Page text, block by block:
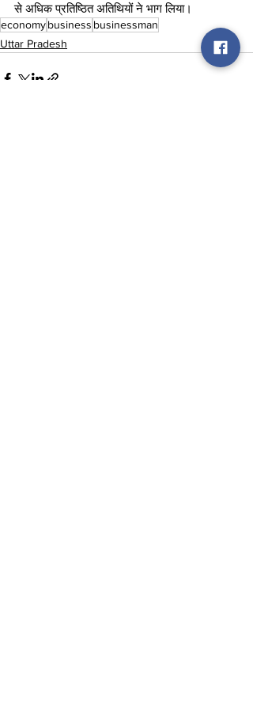
से अधिक प्रतिष्ठित अतिथियों ने भाग लिया।
economybusiness businessman
Uttar Pradesh